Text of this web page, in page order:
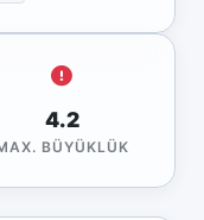
4.2
BÜYÜKLÜK